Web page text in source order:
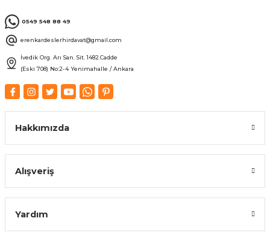
0549 548 88 49
erenkardeslerhirdavat@gmail.com
İvedik Org. Arı San. Sit. 1482.Cadde
(Eski 708) No:2-4 Yenimahalle / Ankara
Hakkımızda
Alışveriş
Yardım